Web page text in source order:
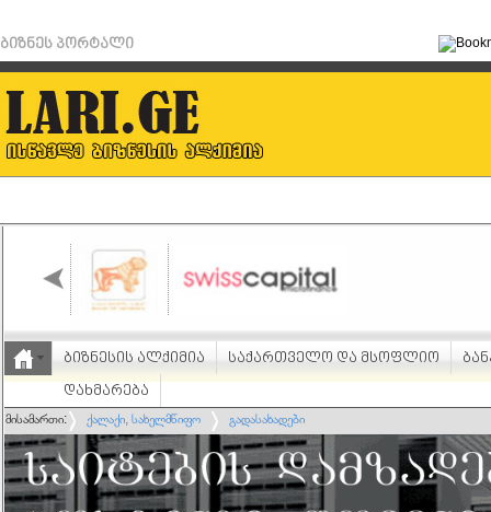
ბიზნეს პორტალი
ბიზნესის ალქიმია საქართველო და მსოფლიო
დახმარება
მისამართი: ქალაქი, სახელმწიფო გადასახადები